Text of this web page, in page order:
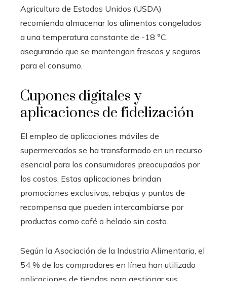
Agricultura de Estados Unidos (USDA)
recomienda almacenar los alimentos congelados
a una temperatura constante de -18 °C,
asegurando que se mantengan frescos y seguros
para el consumo.
Cupones digitales y
aplicaciones de fidelización
El empleo de aplicaciones móviles de
supermercados se ha transformado en un recurso
esencial para los consumidores preocupados por
los costos. Estas aplicaciones brindan
promociones exclusivas, rebajas y puntos de
recompensa que pueden intercambiarse por
productos como café o helado sin costo.
Según la Asociación de la Industria Alimentaria, el
54 % de los compradores en línea han utilizado